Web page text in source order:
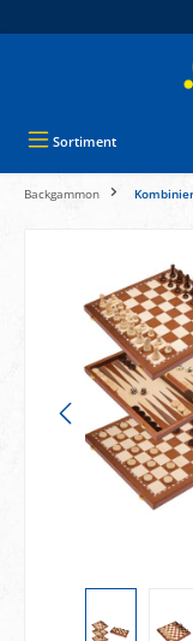
Sortiment
Backgammon
Bildergalerie